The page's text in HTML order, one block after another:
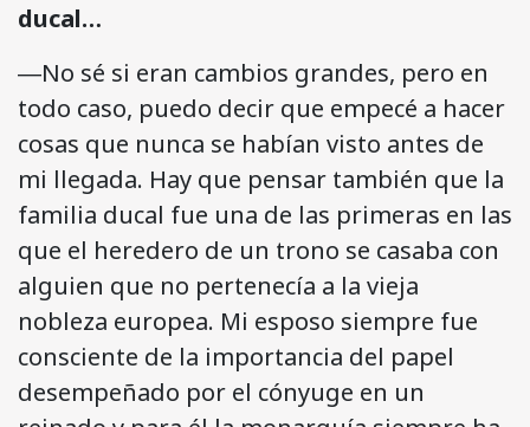
ducal…
―No sé si eran cambios grandes, pero en
todo caso, puedo decir que empecé a hacer
cosas que nunca se habían visto antes de
mi llegada. Hay que pensar también que la
familia ducal fue una de las primeras en las
que el heredero de un trono se casaba con
alguien que no pertenecía a la vieja
nobleza europea. Mi esposo siempre fue
consciente de la importancia del papel
desempeñado por el cónyuge en un